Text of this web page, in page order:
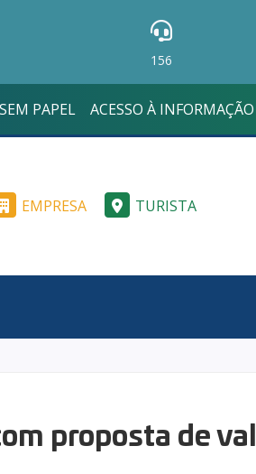
156
SEM PAPEL ACESSO À INFORMAÇÃO
EMPRESA TURISTA
proposta de